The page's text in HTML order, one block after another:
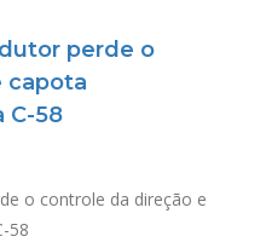
perde o
capota
C-58
o controle da direção e
58